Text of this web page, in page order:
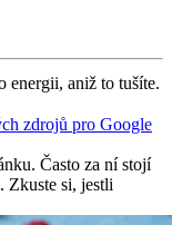
energii, aniž to tušíte.
zdrojů pro Google
Často za ní stojí
Zkuste si, jestli